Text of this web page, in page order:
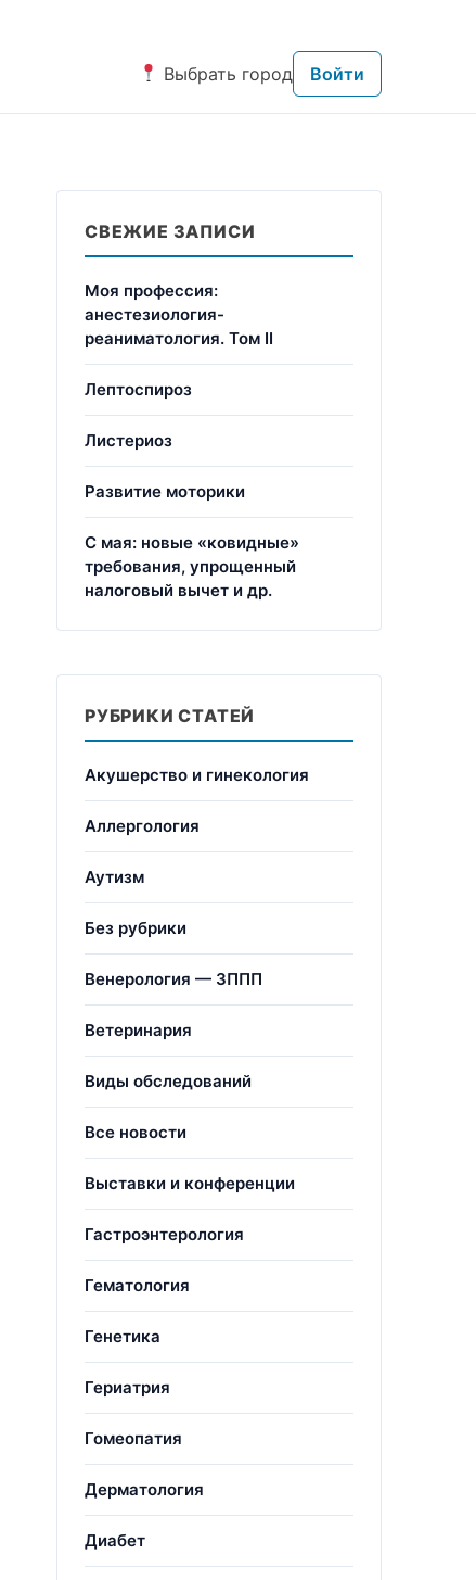
Выбрать город Войти
СВЕЖИЕ ЗАПИСИ
Моя профессия:
анестезиология-
реаниматология. Том II
Лептоспироз
Листериоз
Развитие моторики
С мая: новые «ковидные»
требования, упрощенный
налоговый вычет и др.
РУБРИКИ СТАТЕЙ
Акушерство и гинекология
Аллергология
Аутизм
Без рубрики
Венерология — ЗППП
Ветеринария
Виды обследований
Все новости
Выставки и конференции
Гастроэнтерология
Гематология
Генетика
Гериатрия
Гомеопатия
Дерматология
Диабет